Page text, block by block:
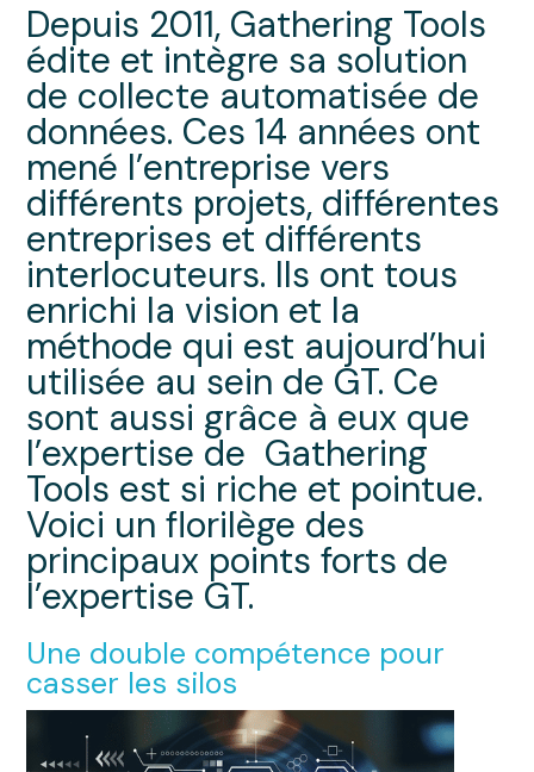
Depuis 2011, Gathering Tools
édite et intègre sa solution
de collecte automatisée de
données. Ces 14 années ont
mené l’entreprise vers
différents projets, différentes
entreprises et différents
interlocuteurs. Ils ont tous
enrichi la vision et la
méthode qui est aujourd’hui
utilisée au sein de GT. Ce
sont aussi grâce à eux que
l’expertise de Gathering
Tools est si riche et pointue.
Voici un florilège des
principaux points forts de
l’expertise GT.
Une double compétence pour
casser les silos